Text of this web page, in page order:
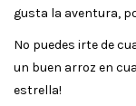
gusta la aventura,
No puedes irte de
un buen arroz en
estrella!